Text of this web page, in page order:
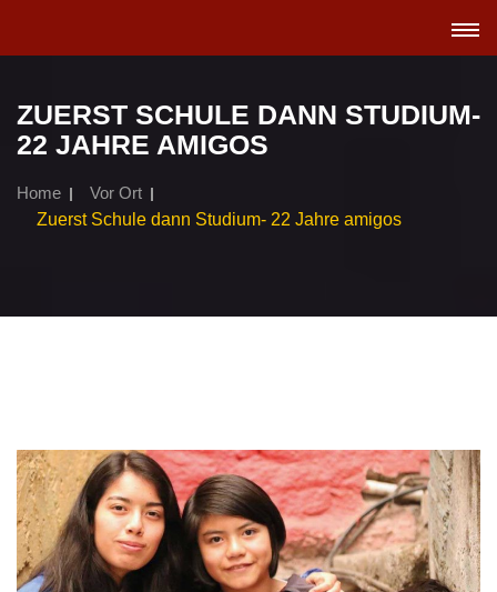
ZUERST SCHULE DANN STUDIUM-
22 JAHRE AMIGOS
Home
Vor Ort
Zuerst Schule dann Studium- 22 Jahre amigos